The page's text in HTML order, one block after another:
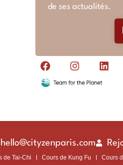
de ses actualités.
hello@cityzenparis.com
de Tai-Chi Cours de Kung Fu Cours